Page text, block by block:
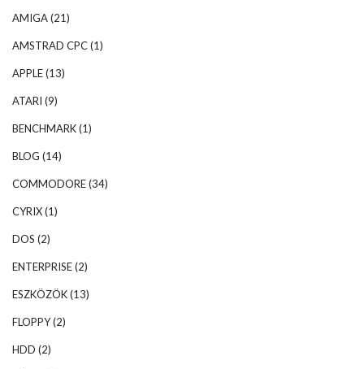
AMIGA(21)
AMSTRAD CPC(1)
APPLE(13)
ATARI (9)
BENCHMARK(1)
BLOG (14)
COMMODORE(34)
CYRIX(1)
DOS (2)
ENTERPRISE(2)
ESZKÖZÖK(13)
FLOPPY(2)
HDD (2)